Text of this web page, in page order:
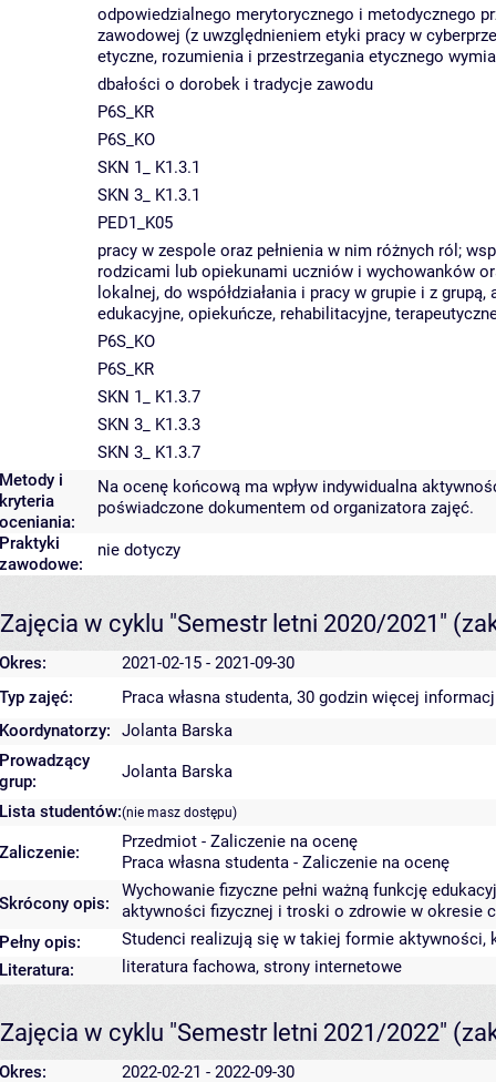
odpowiedzialnego merytorycznego i metodycznego
zawodowej (z uwzględnieniem etyki pracy w
etyczne, rozumienia i przestrzegania etycznego
dbałości o dorobek i tradycje zawodu
P6S_KR
P6S_KO
SKN 1_ K1.3.1
SKN 3_ K1.3.1
PED1_K05
pracy w zespole oraz pełnienia w nim różnych ról;
rodzicami lub opiekunami uczniów i wychowanków
lokalnej, do współdziałania i pracy w grupie i z
edukacyjne, opiekuńcze, rehabilitacyjne,
P6S_KO
P6S_KR
SKN 1_ K1.3.7
SKN 3_ K1.3.3
SKN 3_ K1.3.7
Metody i
kryteria
oceniania:
Na ocenę końcową ma wpływ indywidualna
poświadczone dokumentem od organizatora zajęć.
Praktyki
zawodowe:
nie dotyczy
Zajęcia w cyklu "Semestr letni 2020/2021"
Okres:
2021-02-15 - 2021-09-30
Typ zajęć:
Praca własna studenta, 30 godzin więcej
Koordynatorzy:
Jolanta Barska
Prowadzący
grup:
Jolanta Barska
Lista studentów:(nie masz dostępu)
Zaliczenie:
Przedmiot - Zaliczenie na ocenę
Praca własna studenta - Zaliczenie na ocenę
Skrócony opis:
Wychowanie fizyczne pełni ważną funkcję
aktywności fizycznej i troski o zdrowie w okresie
Pełny opis:
Studenci realizują się w takiej formie
Literatura:
literatura fachowa, strony internetowe
Zajęcia w cyklu "Semestr letni 2021/2022"
Okres: 2022-02-21 - 2022-09-30